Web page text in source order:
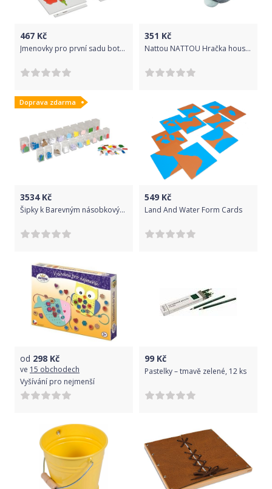
467 Kč
Jmenovky pro první sadu botanických karet
351 Kč
Nattou NATTOU Hračka housenka edukační 4 aktivity Lapidou mint
Doprava zdarma
3534Kč
Šipky k Barevným násobkovým řetězům, v krabičkách
549 Kč
Land And Water Form Cards
od 298 Kč
ve 15 obchodech
Vyšívání pro nejmenší
99 Kč
Pastelky – tmavě zelené, 12 ks